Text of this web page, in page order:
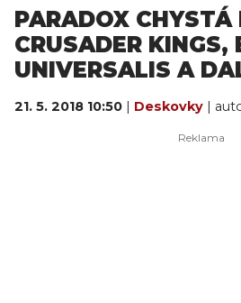
PARADOX CHYSTÁ
CRUSADER KINGS,
UNIVERSALIS A
21. 5. 2018 10:50 | Deskovky |